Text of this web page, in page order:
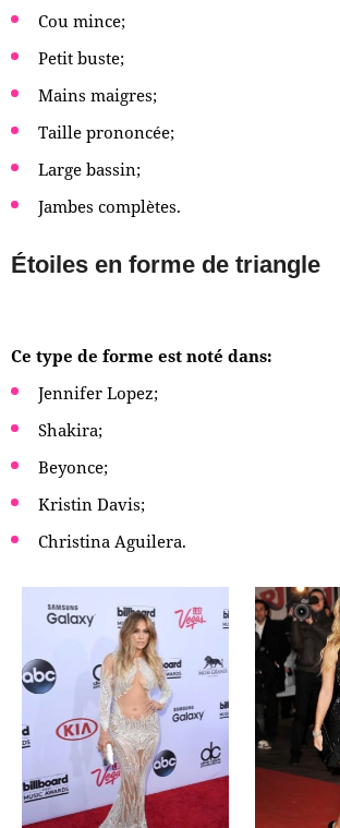
Cou mince;
Petit buste;
Mains maigres;
Taille prononcée;
Large bassin;
Jambes complètes.
Étoiles en forme de triangle
Ce type de forme est noté dans:
Jennifer Lopez;
Shakira;
Beyonce;
Kristin Davis;
Christina Aguilera.